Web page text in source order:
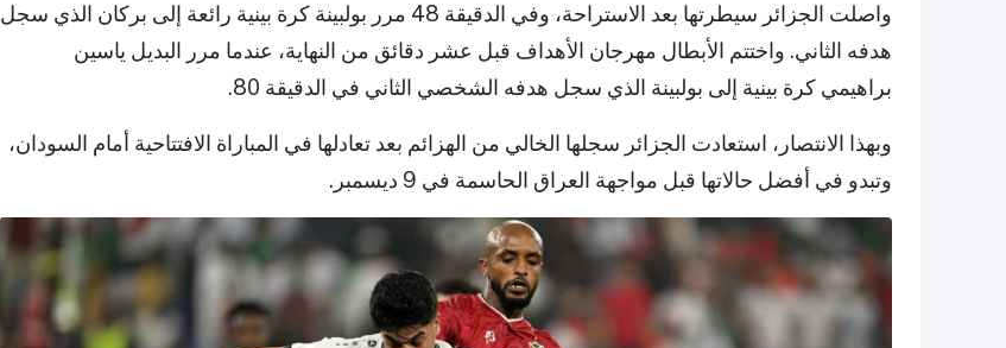
واصلت الجزائر سيطرتها بعد الاستراحة، وفي الدقيقة 48 مرر بولبينة كرة بينية رائعة إلى بركان الذي سجل
هدفه الثاني. واختتم الأبطال مهرجان الأهداف قبل عشر دقائق من النهاية، عندما مرر البديل ياسين
براهيمي كرة بينية إلى بولبينة الذي سجل هدفه الشخصي الثاني في الدقيقة 80.
وبهذا الانتصار، استعادت الجزائر سجلها الخالي من الهزائم بعد تعادلها في المباراة الافتتاحية أمام السودان،
وتبدو في أفضل حالاتها قبل مواجهة العراق الحاسمة في 9 ديسمبر.